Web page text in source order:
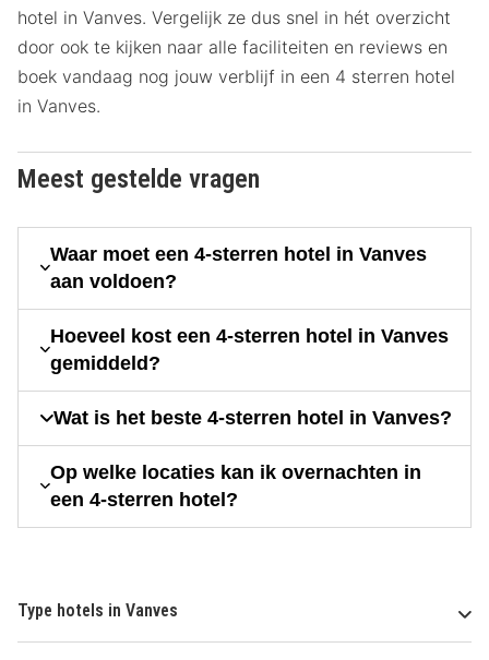
hotel in Vanves. Vergelijk ze dus snel in hét overzicht
door ook te kijken naar alle faciliteiten en reviews en
boek vandaag nog jouw verblijf in een 4 sterren hotel
in Vanves.
Meest gestelde vragen
Waar moet een 4-sterren hotel in Vanves
aan voldoen?
Hoeveel kost een 4-sterren hotel in Vanves
gemiddeld?
Wat is het beste 4-sterren hotel in Vanves?
Op welke locaties kan ik overnachten in
een 4-sterren hotel?
Type hotels in Vanves